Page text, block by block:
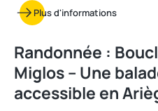
Plus d'informations
Randonnée :
Miglos – Une
accessible en